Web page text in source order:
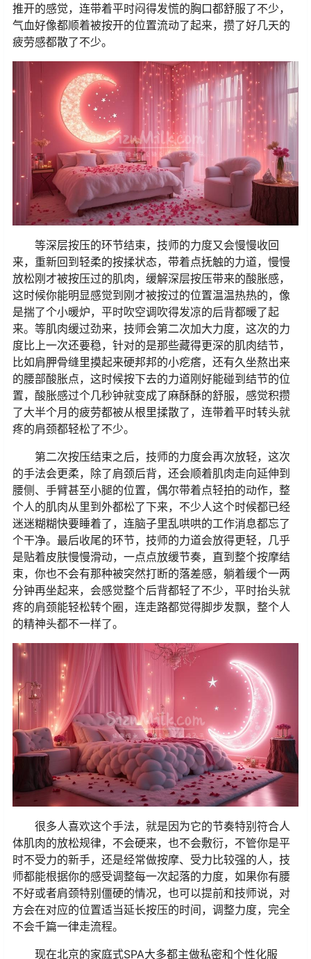
推开的感觉，连带着平时闷得发慌的胸口都舒服了不少，
气血好像都顺着被按开的位置流动了起来，攒了好几天的
疲劳感都散了不少。
等深层按压的环节结束，技师的力度又会慢慢收回
来，重新回到轻柔的按揉状态，带着点抚触的力道，慢慢
放松刚才被按压过的肌肉，缓解深层按压带来的酸胀感，
这时候你能明显感觉到刚才被按过的位置温温热热的，像
是揣了个小暖炉，平时吹空调吹得发凉的后背都暖了起
来。等肌肉缓过劲来，技师会第二次加大力度，这次的力
度比上一次还要稳，针对的是那些藏得更深的肌肉结节，
比如肩胛骨缝里摸起来硬邦邦的小疙瘩，还有久坐熬出来
的腰部酸胀点，这时候按下去的力道刚好能碰到结节的位
置，酸胀感过个几秒钟就变成了麻酥酥的舒服，感觉积攒
了大半个月的疲劳都被从根里揉散了，连带着平时转头就
疼的肩颈都轻松了不少。
第二次按压结束之后，技师的力度会再次放轻，这次
的手法会更柔，除了肩颈后背，还会顺着肌肉走向延伸到
腰侧、手臂甚至小腿的位置，偶尔带着点轻拍的动作，整
个人的肌肉从里到外都松了下来，不少人这个时候都已经
迷迷糊糊快要睡着了，连脑子里乱哄哄的工作消息都忘了
个干净。最后收尾的环节，技师的力道会放得更轻，几乎
是贴着皮肤慢慢滑动，一点点放缓节奏，直到整个按摩结
束，你也不会有那种被突然打断的落差感，躺着缓个一两
分钟再坐起来，会感觉整个后背都轻了不少，平时抬头就
疼的肩颈能轻松转个圈，连走路都觉得脚步发飘，整个人
的精神头都不一样了。
很多人喜欢这个手法，就是因为它的节奏特别符合人
体肌肉的放松规律，不会硬来，也不会敷衍，不管你是平
时不受力的新手，还是经常做按摩、受力比较强的人，技
师都能根据你的感受调整每一次起落的力度，如果你有腰
不好或者肩颈特别僵硬的情况，也可以提前和技师说，对
方会在对应的位置适当延长按压的时间，调整力度，完全
不会千篇一律走流程。
现在北京的家庭式SPA大多都主做私密和个性化服